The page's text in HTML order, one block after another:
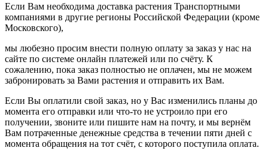
Если Вам необходима доставка растения Транспортными
компаниями в другие регионы Российской Федерации (кроме
Московского),
мы любезно просим внести полную оплату за заказ у нас на
сайте по системе онлайн платежей или по счёту. К
сожалению, пока заказ полностью не оплачен, мы не можем
забронировать за Вами растения и отправить их Вам.
Если Вы оплатили свой заказ, но у Вас изменились планы до
момента его отправки или что-то не устроило при его
получении, звоните или пишите нам на почту, и мы вернём
Вам потраченные денежные средства в течении пяти дней с
момента обращения на тот счёт, с которого поступила оплата.